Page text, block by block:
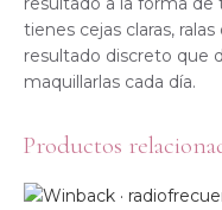
tienes cejas claras,
resultado discreto que
maquillarlas cada día.
Productos